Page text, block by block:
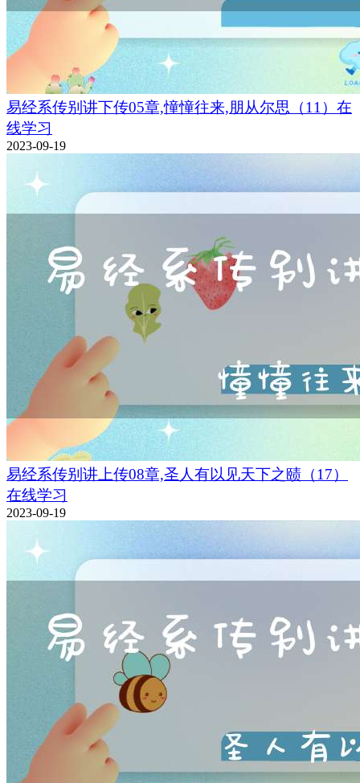
易经系传别讲下传05章,憧憧往来,朋从尔思（11）在
线学习
2023-09-19
易经系传别讲上传08章,圣人有以见天下之赜（17）
在线学习
2023-09-19